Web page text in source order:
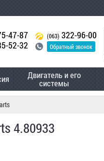
47-87
52-32
(063) 322-96-00
Обратный звонок
Двигатель и его
системы
4.80933